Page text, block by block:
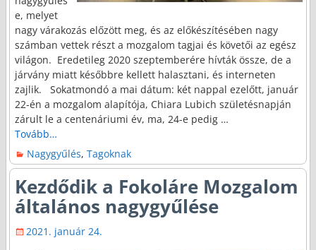
e, melyet
nagy várakozás előzött meg, és az előkészítésében nagy
számban vettek részt a mozgalom tagjai és követői az egész
világon. Eredetileg 2020 szeptemberére hívták össze, de a
járvány miatt későbbre kellett halasztani, és interneten
zajlik. Sokatmondó a mai dátum: két nappal ezelőtt, január
22-én a mozgalom alapítója, Chiara Lubich születésnapján
zárult le a centenáriumi év, ma, 24-e pedig …
Tovább…
Nagygyűlés,Tagoknak
Kezdődik a Fokoláre Mozgalom
általános nagygyűlése
2021. január 24.